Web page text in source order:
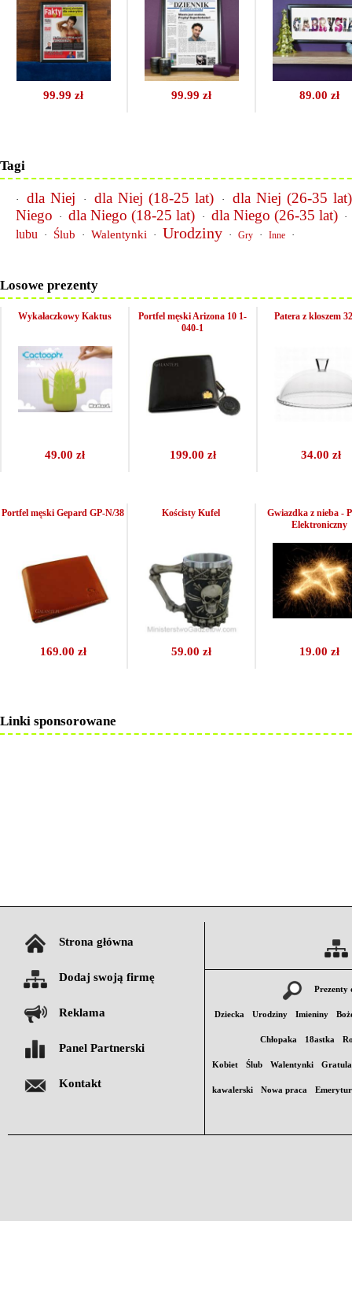
99.99 zł 99.99 zł 89.00 zł
Tagi
· dla Niej · dla Niej (18-25 lat) ·
dla Niej (26-35 lat)
Niego
· dla Niego (18-25 lat) · dla Niego (26-35 lat) ·
lubu · Ślub · Walentynki · Urodziny · Gry · Inne ·
Losowe prezenty
49.00 zł
Wykałaczkowy Kaktus
199.00 zł
Portfel męski Arizona 10 1-
040-1
34.00 zł
Patera z kloszem
169.00 zł
Portfel męski Gepard GP-N/38
59.00 zł
Kościsty Kufel
19.00 zł
Gwiazdka z nieba -
Elektroniczny
Linki sponsorowane
Strona główna
Dodaj swoją firmę
Reklama
Panel Partnerski
Kontakt
Prezenty
Dziecka Urodziny Imieniny
Chłopaka 18astka
Kobiet Ślub Walentynki
kawalerski Nowa praca